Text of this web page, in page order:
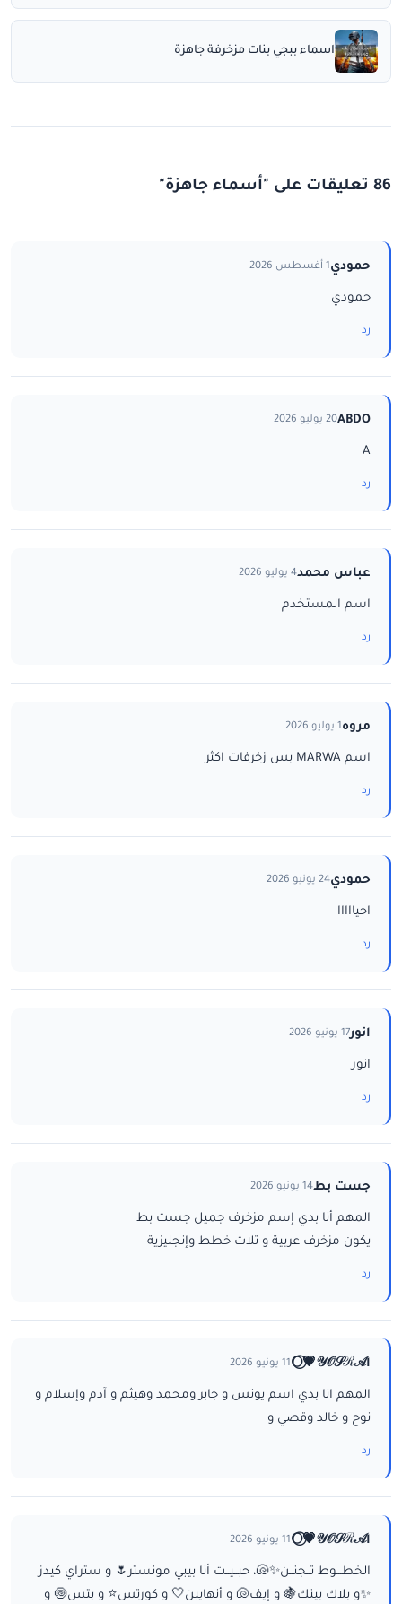
اسماء ببجي بنات مزخرفة جاهزة
86 تعليقات على "أسماء جاهزة"
حمودي1 أغسطس 2026
حمودي
رد
ABDO20 يوليو 2026
A
رد
عباس محمد4 يوليو 2026
اسم المستخدم
رد
مروه1 يوليو 2026
اسم MARWA بس زخرفات اكثر
رد
حمودي24 يونيو 2026
احيااااا
رد
انور17 يونيو 2026
انور
رد
جست بط14 يونيو 2026
المهم أنا بدي إسم مزخرف جميل جست بط
يكون مزخرف عربية و تلات خطط وإنجليزية
رد
ا𝒴𝒪𝒮ℛ𝒜💗⃝🌕 11 يونيو 2026
المهم انا بدي اسم يونس و جابر ومحمد وهيثم و آدم وإسلام و
نوح و خالد وقصي و
رد
ا𝒴𝒪𝒮ℛ𝒜💗⃝🌕 11 يونيو 2026
الخطـــوط تــجنــن✨🐚، حبــيــت أنا بيبي مونستر🌷 و ستراي كيدز
✨و بلاك بينك🍇 و إيف🐚 و أنهايبن🤍 و كورتس⭐ و بتس🍥 و